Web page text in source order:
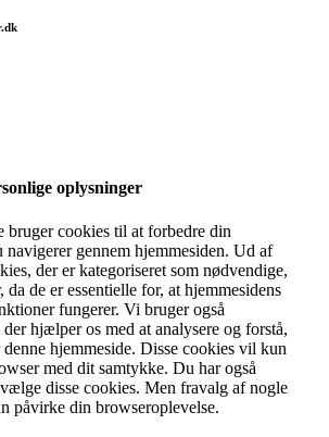
oplysninger
bruger cookies til at forbedre din
navigerer gennem hjemmesiden. Ud af
der er kategoriseret som nødvendige,
de er essentielle for, at hjemmesidens
fungerer. Vi bruger også
hjælper os med at analysere og forstå,
hjemmeside. Disse cookies vil kun
med dit samtykke. Du har også
disse cookies. Men fravalg af nogle
påvirke din browseroplevelse.